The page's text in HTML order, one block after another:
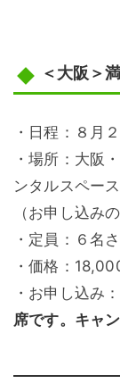
＜大阪＞
・日程：８月
・場所：大阪
ンタルスペース
（お申し込み
・定員：６名
・価格：
・お申し込み：
席です。キャ